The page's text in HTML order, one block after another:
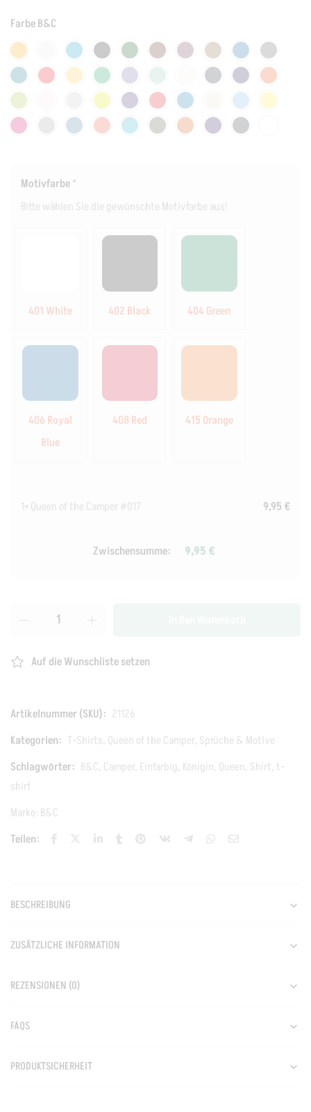
Farbe B&C
Motivfarbe*
Bitte wählen Sie die gewünschte Motivfarbe aus!
401 White 402 Black 404 Green
406 Royal
Blue
408 Red 415 Orange
1× Queen of the Camper #017 9,95 €
Zwischensumme: 9,95 €
Auf die Wunschliste setzen
Artikelnummer (SKU): 21126
Kategorien: T-Shirts, Queen of the Camper, Sprüche & Motive
Schlagwörter: B&C, Camper, Einfarbig, Königin, Queen, Shirt, t-
shirt
Marke: B&C
Teilen:
BESCHREIBUNG
ZUSÄTZLICHE INFORMATION
REZENSIONEN (0)
FAQS
PRODUKTSICHERHEIT